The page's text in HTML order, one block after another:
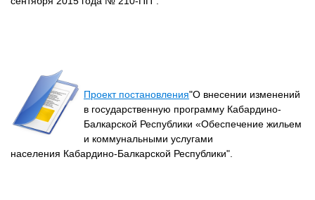
Проект постановления"О внесении изменений
в государственную программу Кабардино-
Балкарской Республики «Обеспечение жильем
и коммунальными услугами
населения Кабардино-Балкарской Республики".